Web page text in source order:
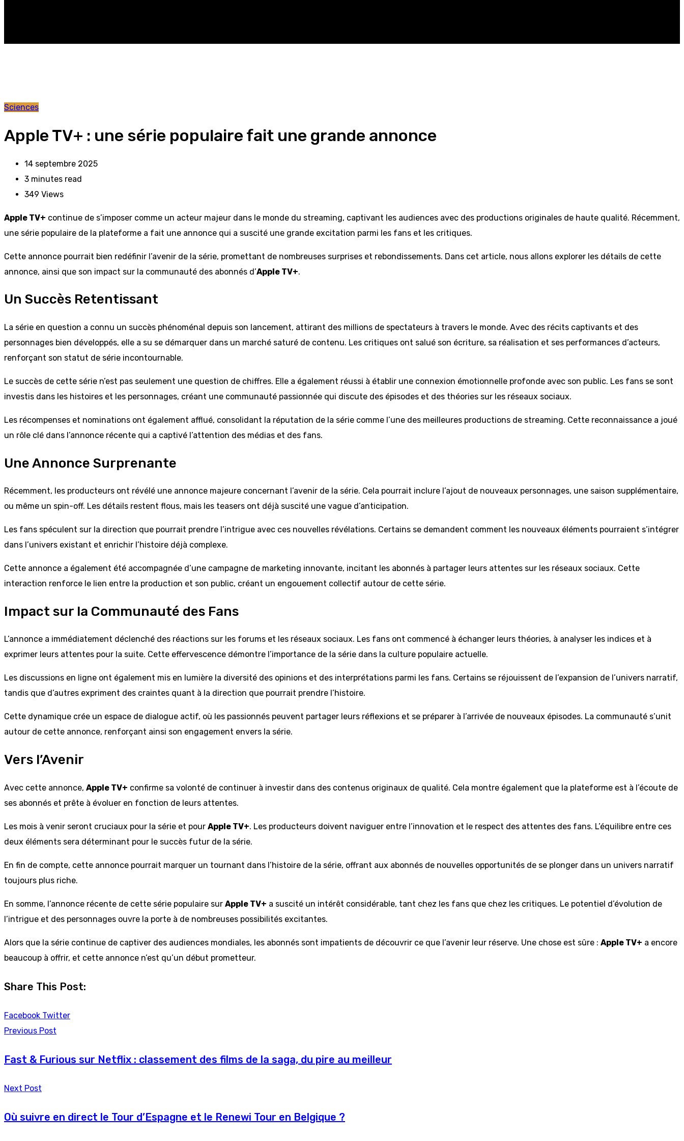
Sciences
Apple TV+ : une série populaire fait une grande annonce
14 septembre 2025
3 minutes read
349 Views
Apple TV+ continue de s’imposer comme un acteur majeur dans le monde du streaming, captivant les audiences avec des productions originales de haute qualité. Récemment,
une série populaire de la plateforme a fait une annonce qui a suscité une grande excitation parmi les fans et les critiques.
Cette annonce pourrait bien redéfinir l’avenir de la série, promettant de nombreuses surprises et rebondissements. Dans cet article, nous allons explorer les détails de cette
annonce, ainsi que son impact sur la communauté des abonnés d’Apple TV+.
Un Succès Retentissant
La série en question a connu un succès phénoménal depuis son lancement, attirant des millions de spectateurs à travers le monde. Avec des récits captivants et des
personnages bien développés, elle a su se démarquer dans un marché saturé de contenu. Les critiques ont salué son écriture, sa réalisation et ses performances d’acteurs,
renforçant son statut de série incontournable.
Le succès de cette série n’est pas seulement une question de chiffres. Elle a également réussi à établir une connexion émotionnelle profonde avec son public. Les fans se sont
investis dans les histoires et les personnages, créant une communauté passionnée qui discute des épisodes et des théories sur les réseaux sociaux.
Les récompenses et nominations ont également afflué, consolidant la réputation de la série comme l’une des meilleures productions de streaming. Cette reconnaissance a joué
un rôle clé dans l’annonce récente qui a captivé l’attention des médias et des fans.
Une Annonce Surprenante
Récemment, les producteurs ont révélé une annonce majeure concernant l’avenir de la série. Cela pourrait inclure l’ajout de nouveaux personnages, une saison supplémentaire,
ou même un spin-off. Les détails restent flous, mais les teasers ont déjà suscité une vague d’anticipation.
Les fans spéculent sur la direction que pourrait prendre l’intrigue avec ces nouvelles révélations. Certains se demandent comment les nouveaux éléments pourraient s’intégrer
dans l’univers existant et enrichir l’histoire déjà complexe.
Cette annonce a également été accompagnée d’une campagne de marketing innovante, incitant les abonnés à partager leurs attentes sur les réseaux sociaux. Cette
interaction renforce le lien entre la production et son public, créant un engouement collectif autour de cette série.
Impact sur la Communauté des Fans
L’annonce a immédiatement déclenché des réactions sur les forums et les réseaux sociaux. Les fans ont commencé à échanger leurs théories, à analyser les indices et à
exprimer leurs attentes pour la suite. Cette effervescence démontre l’importance de la série dans la culture populaire actuelle.
Les discussions en ligne ont également mis en lumière la diversité des opinions et des interprétations parmi les fans. Certains se réjouissent de l’expansion de l’univers narratif,
tandis que d’autres expriment des craintes quant à la direction que pourrait prendre l’histoire.
Cette dynamique crée un espace de dialogue actif, où les passionnés peuvent partager leurs réflexions et se préparer à l’arrivée de nouveaux épisodes. La communauté s’unit
autour de cette annonce, renforçant ainsi son engagement envers la série.
Vers l’Avenir
Avec cette annonce, Apple TV+ confirme sa volonté de continuer à investir dans des contenus originaux de qualité. Cela montre également que la plateforme est à l’écoute de
ses abonnés et prête à évoluer en fonction de leurs attentes.
Les mois à venir seront cruciaux pour la série et pour Apple TV+. Les producteurs doivent naviguer entre l’innovation et le respect des attentes des fans. L’équilibre entre ces
deux éléments sera déterminant pour le succès futur de la série.
En fin de compte, cette annonce pourrait marquer un tournant dans l’histoire de la série, offrant aux abonnés de nouvelles opportunités de se plonger dans un univers narratif
toujours plus riche.
En somme, l’annonce récente de cette série populaire sur Apple TV+ a suscité un intérêt considérable, tant chez les fans que chez les critiques. Le potentiel d’évolution de
l’intrigue et des personnages ouvre la porte à de nombreuses possibilités excitantes.
Alors que la série continue de captiver des audiences mondiales, les abonnés sont impatients de découvrir ce que l’avenir leur réserve. Une chose est sûre : Apple TV+ a encore
beaucoup à offrir, et cette annonce n’est qu’un début prometteur.
Share This Post:
Facebook TwitterYoutube
LinkedIn
Pinterest
Whatsapp
Reddit
Previous Post
Fast & Furious sur Netflix : classement des films de la saga, du pire au meilleur
Next Post
Où suivre en direct le Tour d’Espagne et le Renewi Tour en Belgique ?